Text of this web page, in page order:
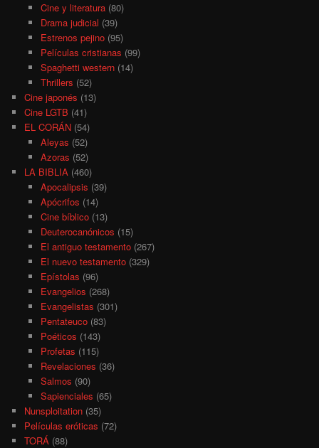
Cine y literatura(80)
Drama judicial (39)
Estrenos pejino(95)
Películas cristianas (99)
Spaghetti western(14)
Thrillers (52)
Cine japonés (13)
Cine LGTB (41)
EL CORÁN (54)
Aleyas (52)
Azoras (52)
LA BIBLIA (460)
Apocalipsis (39)
Apócrifos (14)
Cine bíblico(13)
Deuterocanónicos (15)
El antiguo testamento(267)
El nuevo testamento(329)
Epístolas (96)
Evangelios (268)
Evangelistas (301)
Pentateuco(83)
Poéticos (143)
Profetas (115)
Revelaciones (36)
Salmos (90)
Sapienciales (65)
Nunsploitation (35)
Películas eróticas (72)
TORÁ (88)